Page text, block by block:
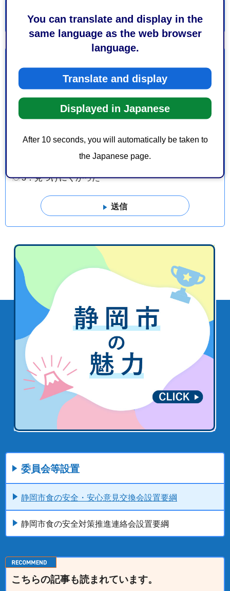
You can translate and display in the
same language as the web browser
language.
Translate and display
Displayed in Japanese
After 10 seconds, you will automatically be taken to
the Japanese page.
見をお聞かせください
このページの情報は役に立ちましたか？
2：ふつう
3：見つけにくかった
委員会等設置
静岡市食の安全・安心意見交換会設置要綱
静岡市食の安全対策推進連絡会設置要綱
こちらの記事も読まれています。